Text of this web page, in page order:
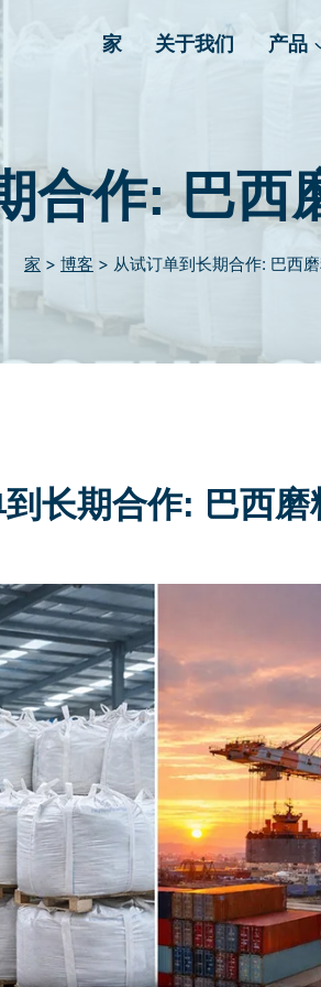
家 关于我们 产品
合作: 巴西
家 > 博客 > 从试订单到长期合作: 巴西
长期合作: 巴西磨